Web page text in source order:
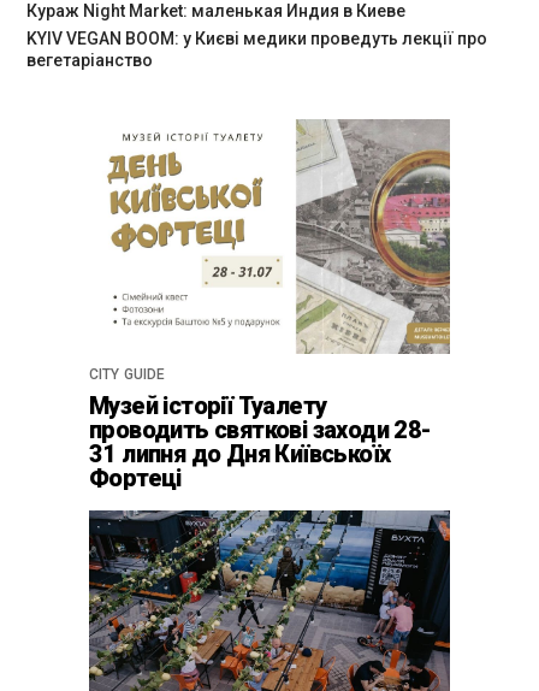
Кураж Night Market: маленькая Индия в Киеве
KYIV VEGAN BOOM: у Києві медики проведуть лекції про
вегетаріанство
CITY GUIDE
Музей історії Туалету
проводить святкові заходи 28-
31 липня до Дня Київськоїх
Фортеці